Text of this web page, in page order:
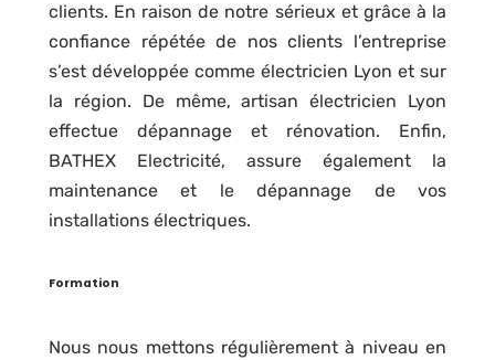
clients. En raison de notre sérieux et grâce à la
confiance répétée de nos clients l’entreprise
s’est développée comme électricien Lyon et sur
la région. De même, artisan électricien Lyon
effectue dépannage et rénovation. Enfin,
BATHEX Electricité, assure également la
maintenance et le dépannage de vos
installations électriques.
Formation
Nous nous mettons régulièrement à niveau en